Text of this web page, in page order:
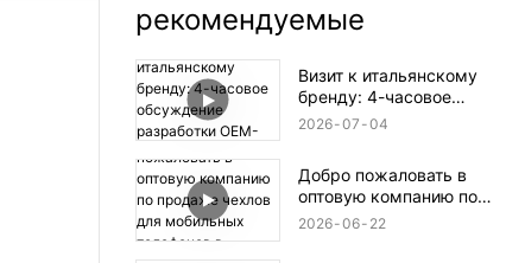
рекомендуемые
Визит к итальянскому
бренду: 4-часовое
обсуждение разработки
2026 07 04
Добро пожаловать в
оптовую компанию по
продаже чехлов для
2026 06 22